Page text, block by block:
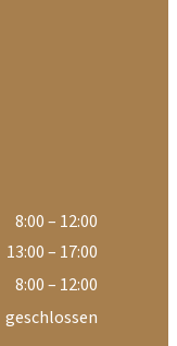
8:00 – 12:00
13:00 – 17:00
8:00 – 12:00
geschlossen